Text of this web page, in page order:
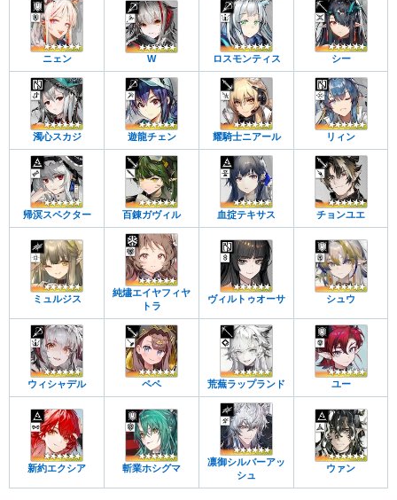
ニェン W ロスモンティス シー
濁心スカジ 遊龍チェン 耀騎士ニアール リィン
帰溟スペクター 百錬ガヴィル 血掟テキサス チョンユエ
ミュルジス
純燼エイヤフィヤ
トラ
ヴィルトゥオーサ シュウ
ウィシャデル ペペ 荒蕪ラップランド ユー
新約エクシア 斬業ホシグマ
凛御シルバーアッ
シュ
ウァン